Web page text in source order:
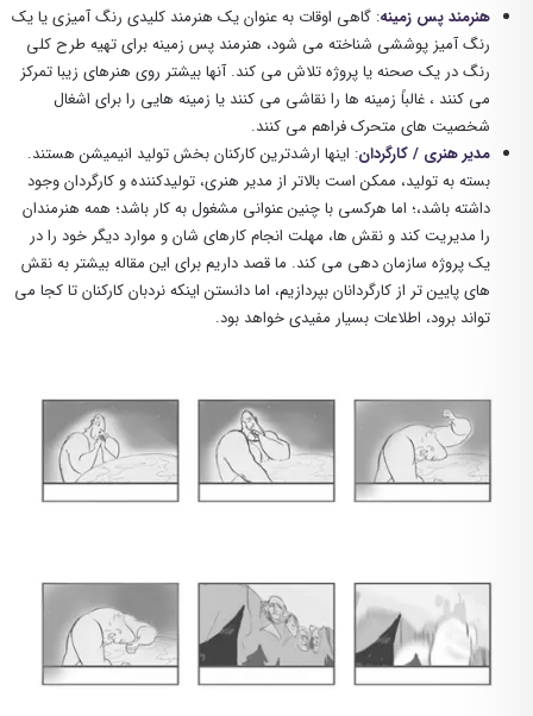
هنرمند پس زمینه: گاهی اوقات به عنوان یک هنرمند کلیدی رنگ آمیزی یا یک
رنگ آمیز پوششی شناخته می شود، هنرمند پس زمینه برای تهیه طرح کلی
رنگ در یک صحنه یا پروژه تلاش می کند. آنها بیشتر روی هنرهای زیبا تمرکز
می کنند ، غالباً زمینه ها را نقاشی می کنند یا زمینه هایی را برای اشغال
شخصیت های متحرک فراهم می کنند.
مدیر هنری / کارگردان: اینها ارشدترین کارکنان بخش تولید انیمیشن هستند.
بسته به تولید، ممکن است بالاتر از مدیر هنری، تولیدکننده و کارگردان وجود
داشته باشد،؛ اما هرکسی با چنین عنوانی مشغول به کار باشد؛ همه هنرمندان
را مدیریت کند و نقش ها، مهلت انجام کارهای شان و موارد دیگر خود را در
یک پروژه سازمان دهی می کند. ما قصد داریم برای این مقاله بیشتر به نقش
های پایین تر از کارگردانان بپردازیم، اما دانستن اینکه نردبان کارکنان تا کجا می
تواند برود، اطلاعات بسیار مفیدی خواهد بود.